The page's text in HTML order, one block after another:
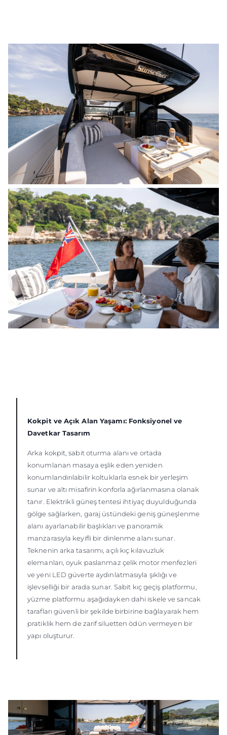
Kokpit ve Açık Alan Yaşamı: Fonksiyonel ve
Davetkar Tasarım
Arka kokpit, sabit oturma alanı ve ortada
konumlanan masaya eşlik eden yeniden
konumlandırılabilir koltuklarla esnek bir yerleşim
sunar ve altı misafirin konforla ağırlanmasına olanak
tanır. Elektrikli güneş tentesi ihtiyaç duyulduğunda
gölge sağlarken, garaj üstündeki geniş güneşlenme
alanı ayarlanabilir başlıkları ve panoramik
manzarasıyla keyifli bir dinlenme alanı sunar.
Teknenin arka tasarımı, açılı kıç kılavuzluk
elemanları, oyuk paslanmaz çelik motor menfezleri
ve yeni LED güverte aydınlatmasıyla şıklığı ve
işlevselliği bir arada sunar. Sabit kıç geçiş platformu,
yüzme platformu aşağıdayken dahi iskele ve sancak
tarafları güvenli bir şekilde birbirine bağlayarak hem
pratiklik hem de zarif siluetten ödün vermeyen bir
yapı oluşturur.